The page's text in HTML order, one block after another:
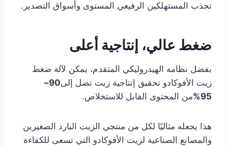
تجذب المستهلكين الرفيعي المستوى وأسواق التصدير.
ضغط عالي، إنتاجية أعلى
بفضل نظامه الهيدروليكي المتقدم، يمكن لآلة ضغط
زيت الأفوكادو تحقيق إنتاجية زيت تصل إلى
90–
95%
من المحتوى القابل للاستخلاص.
هذا يجعله مثاليًا لكل من منتجي الزيت البارد الصغيرين
والمصانع الصناعية لزيت الأفوكادو التي تسعى للكفاءة